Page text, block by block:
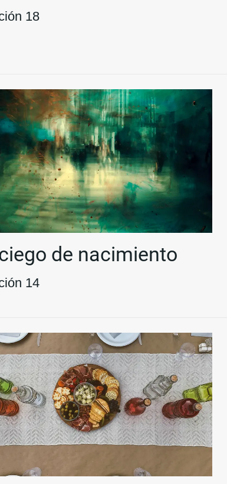
18
de nacimiento
14